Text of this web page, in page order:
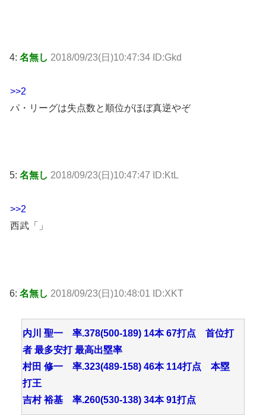
4: 名無し 2018/09/23(日)10:47:34 ID:Gkd
>>2
パ・リーグは失点数と順位がほぼ真逆やぞ
5: 名無し 2018/09/23(日)10:47:47 ID:KtL
>>2
西武「」
6: 名無し 2018/09/23(日)10:48:01 ID:XKT
内川 聖一 率.378(500-189) 14本 67打点 首位打
者 最多安打 最高出塁率
村田 修一 率.323(489-158) 46本 114打点 本塁
打王
吉村 裕基 率.260(530-138) 34本 91打点